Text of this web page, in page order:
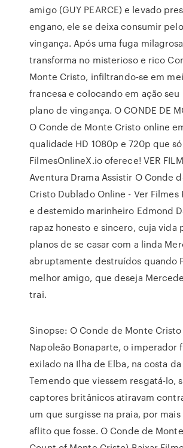
amigo (GUY PEARCE) e levado
engano, ele se deixa consumir
vingança. Após uma fuga
transforma no misterioso e rico
Monte Cristo, infiltrando-se em
francesa e colocando em ação
plano de vingança. O CONDE DE
O Conde de Monte Cristo online
qualidade HD 1080p e 720p que
FilmesOnlineX.io oferece! VER
Aventura Drama Assistir O Conde
Cristo Dublado Online - Ver Filmes
e destemido marinheiro Edmond
rapaz honesto e sincero, cuja vida
planos de se casar com a linda
abruptamente destruídos quando
melhor amigo, que deseja
trai.
Sinopse: O Conde de Monte Cristo
Napoleão Bonaparte, o imperador
exilado na Ilha de Elba, na costa
Temendo que viessem resgatá-lo,
captores britânicos atiravam
um que surgisse na praia, por
aflito que fosse. O Conde de